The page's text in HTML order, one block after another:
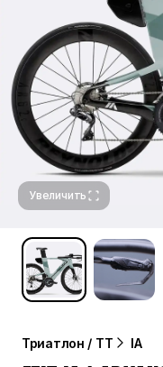
Увеличить
Триатлон / TT IA